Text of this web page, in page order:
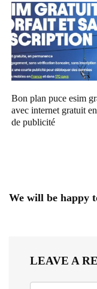
Bon plan puce esim
avec internet gratuit
de publicité
We will be happy
LEAVE A